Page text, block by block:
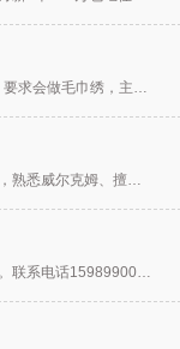
招生产主管一名。本厂长年稳定，现招聘夜班零工两名，要求会做毛巾绣，主要做衣服裁片类，平绣，毛巾。 看
因业务发展需要，现急招2名打带师傅，主做时装和鞋面，熟悉威尔克姆、擅长珠子，珠片，多色国风工艺等等优
大朗巷尾招绣花临工2名，平绣、珠片为主，能做一个月。联系电话15989900565